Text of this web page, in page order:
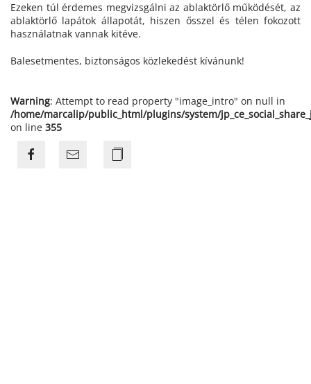
Ezeken túl érdemes megvizsgálni az ablaktörlő működését, az
ablaktörlő lapátok állapotát, hiszen ősszel és télen fokozott
használatnak vannak kitéve.
Balesetmentes, biztonságos közlekedést kívánunk!
Warning: Attempt to read property "image_intro" on null in
/home/marcalip/public_html/plugins/system/
on line 355